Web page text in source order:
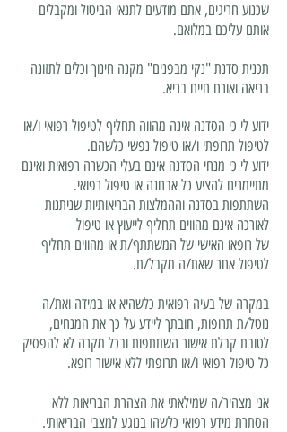
שכנוע חריגים, אתם מודעים לתנאי הביטול ומקבלים
אותם עליכם במלואם.
תכנית סדנת "נקי מבפנים" מקנה חינוך וכלים לתזונה
בריאה ואורח חיים בריא.
ידוע לי כי הסדנה אינה מהווה תחליף לטיפול רפואי ו/או
לטיפול תרופתי ו/או טיפול נפשי כלשהם.
ידוע לי כי מנחי הסדנה אינם בעלי הכשרה רפואית ואינם
מתיימרים להציע כל אבחנה או טיפול רפואי.
השתתפות בסדנה וההמלצות הבריאותיות שניתנות
לאורכה אינם מהווים תחליף לייעוץ או טיפול
של רופאו האישי של המשתתף/ת או מהווים תחליף
לטיפול אחר שאת/ה מקבל/ת.
במקרה של בעיה רפואית כלשהיא או במידה ואת/ה
נוטל/ת תרופות, חובתך ליידע על כך את המנחים,
לטובת קבלת אישור השתתפות ובכל מקרה לא להפסיק
כל טיפול רפואי ו/או תרופתי ללא אישור רופא.
אני מצהיר/ה שמילאתי את הצהרת הבריאות ללא
הסתרת מידע רפואי כלשהו בנוגע למצבי הבריאותי.